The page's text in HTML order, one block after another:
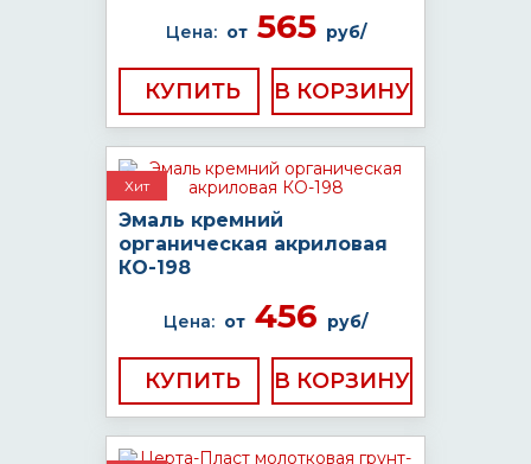
Цена: от565 руб/
КУПИТЬ
Хит
Эмаль кремний
органическая акриловая
КО-198
Цена: от 456 руб/
КУПИТЬ